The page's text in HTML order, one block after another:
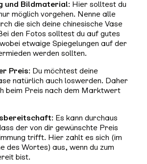
und Bildmaterial: Hier solltest du
möglich vorgehen. Nenne alle
die sich deine chinesische Vase
den Fotos solltest du auf gutes
etwaige Spiegelungen auf der
werden sollten.
Preis: Du möchtest deine
natürlich auch loswerden. Daher
beim Preis nach dem Marktwert
: Es kann durchaus
der von dir gewünschte Preis
trifft. Hier zahlt es sich (im
des Wortes) aus, wenn du zum
bist.